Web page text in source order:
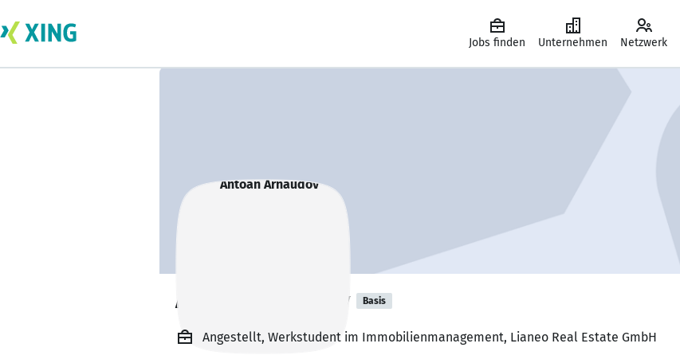
Jobs finden Unternehmen Netzwerk
Antoan Arnaudov Basis
Angestellt, Werkstudent im Immobilienmanagement, Lianeo Real Estate GmbH